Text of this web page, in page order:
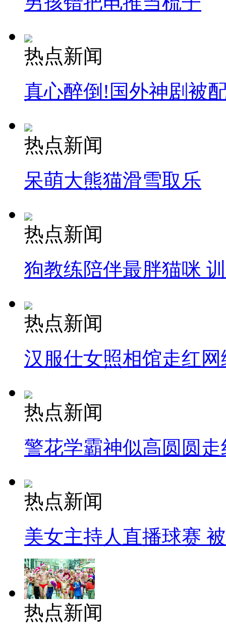
热点新闻
真心醉倒!国外神剧被
热点新闻
呆萌大熊猫滑雪取乐
热点新闻
狗教练陪伴最胖猫咪
热点新闻
汉服仕女照相馆走红网
热点新闻
警花学霸神似高圆圆走
热点新闻
美女主持人直播球赛
热点新闻